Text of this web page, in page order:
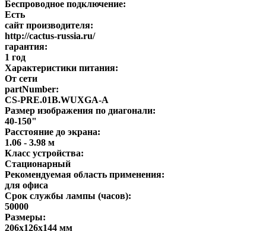
Беспроводное подключение:
Есть
сайт производителя:
http://cactus-russia.ru/
гарантия:
1 год
Характеристики питания:
От сети
partNumber:
CS-PRE.01B.WUXGA-A
Размер изображения по диагонали:
40-150"
Расстояние до экрана:
1.06 - 3.98 м
Класс устройства:
Стационарный
Рекомендуемая область применения:
для офиса
Срок службы лампы (часов):
50000
Размеры:
206х126х144 мм